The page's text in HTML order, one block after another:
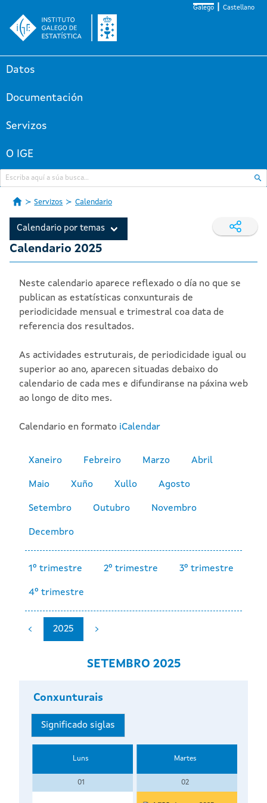
Galego Castellano
Datos
Documentación
Servizos
O IGE
Servizos Calendario
Calendario por temas
Calendario 2025
Neste calendario aparece reflexado o día no que se
publican as estatísticas conxunturais de
periodicidade mensual e trimestral coa data de
referencia dos resultados.
As actividades estruturais, de periodicidade igual ou
superior ao ano, aparecen situadas debaixo do
calendario de cada mes e difundiranse na páxina web
ao longo de dito mes.
Calendario en formato iCalendar
Xaneiro Febreiro Marzo Abril
Maio Xuño Xullo Agosto
Setembro Outubro Novembro
Decembro
1º trimestre 2º trimestre 3º trimestre
4º trimestre
2025
SETEMBRO 2025
Conxunturais
Significado siglas
Luns Martes
01 02